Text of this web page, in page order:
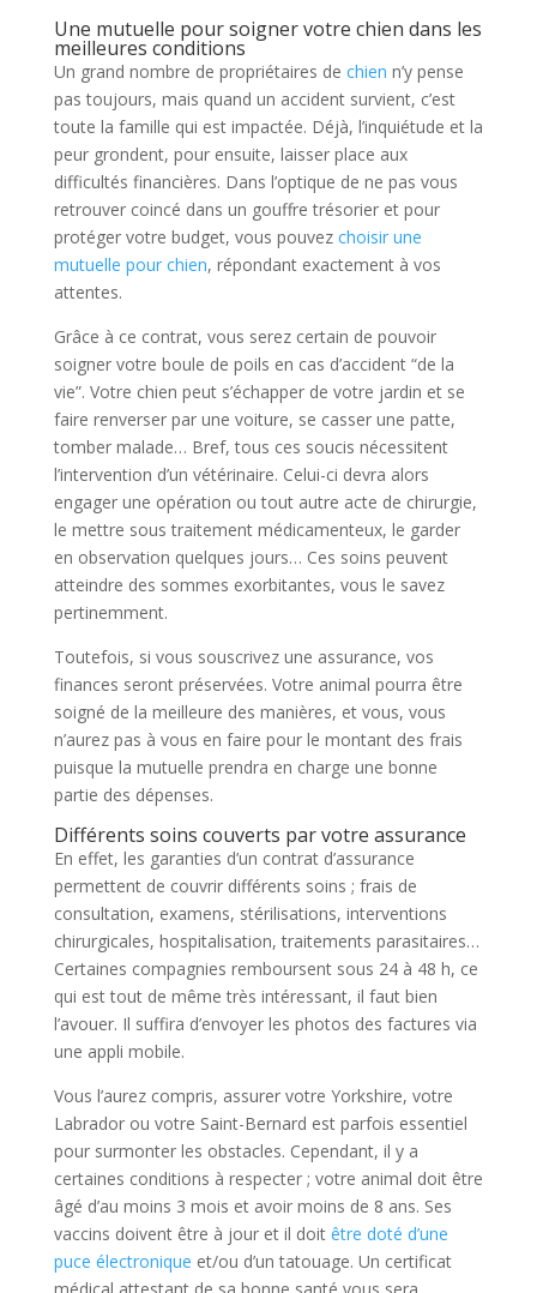
Une mutuelle pour soigner votre chien dans les
meilleures conditions
Un grand nombre de propriétaires de chien n’y pense
pas toujours, mais quand un accident survient, c’est
toute la famille qui est impactée. Déjà, l’inquiétude et la
peur grondent, pour ensuite, laisser place aux
difficultés financières. Dans l’optique de ne pas vous
retrouver coincé dans un gouffre trésorier et pour
protéger votre budget, vous pouvez choisir une
mutuelle pour chien, répondant exactement à vos
attentes.
Grâce à ce contrat, vous serez certain de pouvoir
soigner votre boule de poils en cas d’accident “de la
vie”. Votre chien peut s’échapper de votre jardin et se
faire renverser par une voiture, se casser une patte,
tomber malade… Bref, tous ces soucis nécessitent
l’intervention d’un vétérinaire. Celui-ci devra alors
engager une opération ou tout autre acte de chirurgie,
le mettre sous traitement médicamenteux, le garder
en observation quelques jours… Ces soins peuvent
atteindre des sommes exorbitantes, vous le savez
pertinemment.
Toutefois, si vous souscrivez une assurance, vos
finances seront préservées. Votre animal pourra être
soigné de la meilleure des manières, et vous, vous
n’aurez pas à vous en faire pour le montant des frais
puisque la mutuelle prendra en charge une bonne
partie des dépenses.
Différents soins couverts par votre assurance
En effet, les garanties d’un contrat d’assurance
permettent de couvrir différents soins ; frais de
consultation, examens, stérilisations, interventions
chirurgicales, hospitalisation, traitements parasitaires…
Certaines compagnies remboursent sous 24 à 48 h, ce
qui est tout de même très intéressant, il faut bien
l’avouer. Il suffira d’envoyer les photos des factures via
une appli mobile.
Vous l’aurez compris, assurer votre Yorkshire, votre
Labrador ou votre Saint-Bernard est parfois essentiel
pour surmonter les obstacles. Cependant, il y a
certaines conditions à respecter ; votre animal doit être
âgé d’au moins 3 mois et avoir moins de 8 ans. Ses
vaccins doivent être à jour et il doit être doté d’une
puce électronique et/ou d’un tatouage. Un certificat
médical attestant de sa bonne santé vous sera